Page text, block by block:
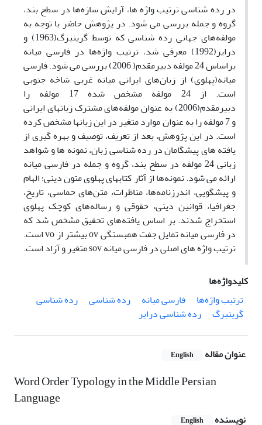
در رده­ شناسی ترتیب واژه ­ها، آرایش سازه‌ها در سطح بند،
گروه و جمله بررسی می ­شود. در پژوهش حاضر با توجه به
مولفه‌های جهانی رده ­شناسی که توسط گرینبرگ(1963) و
درایر(1992) معرفی شد، ترتیب واژه‌ها در فارسی میانه
براساس 24 مولفه دبیرمقدم( 2006) بررسی می ­شود. فارسی
میانه(پهلوی) از زبان‌های ایرانی میانه غربی شاخه جنوبی
است. از 24 مولفه مشخص شده 17 مولفه را
دبیرمقدم(2006) به عنوان مولفه‌های مشترک زبان­های ایرانی
و 7 مولفه را به عنوان موارد متغیر در این زبان­ها مشخص کرده
است. در این پژوهش، بعد از تعریف، توصیف و بهره ­گیری از
یافته ­های پیشگامان در رده­ شناسی زبان، نمونه­ ها و شواهد
زبانی 24 مولفه در سطح بند، گروه و جمله در فارسی میانه
ارائه می ­شود. نمونه‌ها از آثار کتاب­های پهلوی متون دینی؛ الهام
و پیشگویی، اندرزنامه‌ها، مناظرات، متن‌های حماسی، تاریخ،
جغرافیا، قوانین دینی، حقوقی و رساله‌های کوچک پهلوی
استخراج شدند. بر اساس یافته‌های تحقیق مشخص شد که
در فارسی میانه تمایل جفت همبستگی ov بیشتر از vo است.
ترتیب واژه­ های اصلی در فارسی میانه sov متغیر و آزاد است.
کلیدواژه‌ها
ترتیب واژه‌ها
فارسی میانه رده شناسی
رده شناسی
گرینبرگ
رده شناسی درایر
عنوان مقاله English
Word Order Typology in the Middle Persian
Language
نویسنده English